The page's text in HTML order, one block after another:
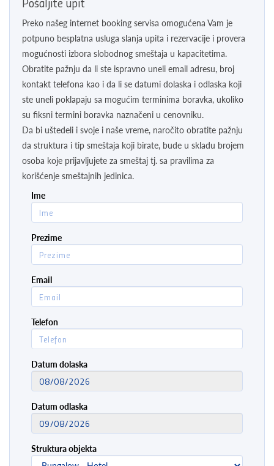
Preko našeg internet booking servisa omogućena Vam je
potpuno besplatna usluga slanja upita i rezervacije i provera
mogućnosti izbora slobodnog smeštaja u kapacitetima.
Obratite pažnju da li ste ispravno uneli email adresu, broj
kontakt telefona kao i da li se datumi dolaska i odlaska koji
ste uneli poklapaju sa mogućim terminima boravka, ukoliko
su fiksni termini boravka naznačeni u cenovniku.
Da bi uštedeli i svoje i naše vreme, naročito obratite pažnju
da struktura i tip smeštaja koji birate, bude u skladu brojem
osoba koje prijavljujete za smeštaj tj. sa pravilima za
korišćenje smeštajnih jedinica.
Ime
Prezime
Email
Telefon
Datum dolaska
Datum odlaska
Struktura objekta